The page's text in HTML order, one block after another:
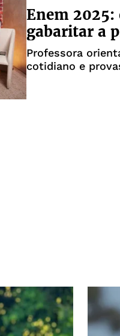
Enem
gabaritar a
Professora
cotidiano e